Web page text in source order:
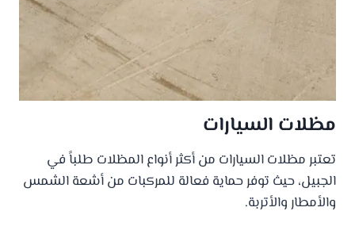
مظلات السيارات
تعتبر مظلات السيارات من أكثر أنواع المظلات طلباً في
الجبيل، حيث توفر حماية فعالة للمركبات من أشعة الشمس
والأمطار والأتربة.